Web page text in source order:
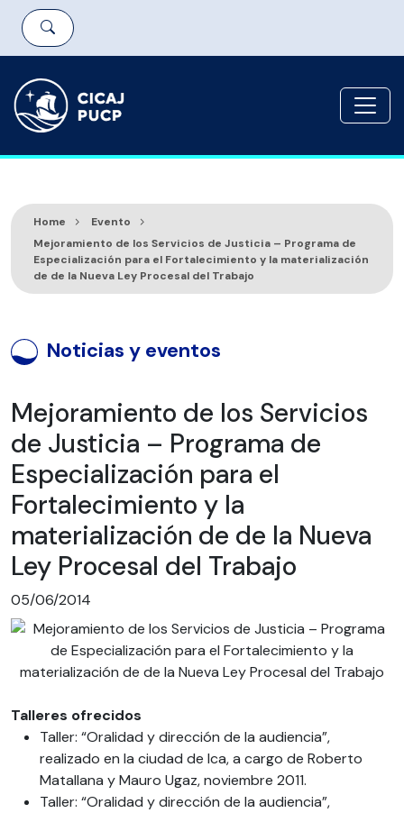
Home
Evento
Mejoramiento de los Servicios de Justicia – Programa de
Especialización para el Fortalecimiento y la materialización
de de la Nueva Ley Procesal del Trabajo
Noticias y eventos
Mejoramiento de los Servicios
de Justicia – Programa de
Especialización para el
Fortalecimiento y la
materialización de de la Nueva
Ley Procesal del Trabajo
05/06/2014
Talleres ofrecidos
Taller: “Oralidad y dirección de la audiencia”,
realizado en la ciudad de Ica, a cargo de Roberto
Matallana y Mauro Ugaz, noviembre 2011.
Taller: “Oralidad y dirección de la audiencia”,